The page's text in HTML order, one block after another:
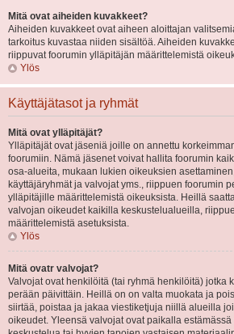
Mitä ovat aiheiden kuvakkeet?
Aiheiden kuvakkeet ovat aiheen aloittajan
tarkoitus kuvastaa niiden sisältöä. Aiheiden
riippuvat foorumin ylläpitäjän määrittelemistä
Ylös
Käyttäjätasot ja ryhmät
Mitä ovat ylläpitäjät?
Ylläpitäjät ovat jäseniä joille on annettu
foorumiin. Nämä jäsenet voivat hallita foorumin
osa-alueita, mukaan lukien oikeuksien
käyttäjäryhmät ja valvojat yms., riippuen foorumin
ylläpitäjille määrittelemistä oikeuksista. Heillä
valvojan oikeudet kaikilla keskustelualueilla,
määrittelemistä asetuksista.
Ylös
Mitä ovatr valvojat?
Valvojat ovat henkilöitä (tai ryhmä henkilöitä) jotka
perään päivittäin. Heillä on on valta muokata ja
siirtää, poistaa ja jakaa viestiketjuja niillä alueilla
oikeudet. Yleensä valvojat ovat paikalla